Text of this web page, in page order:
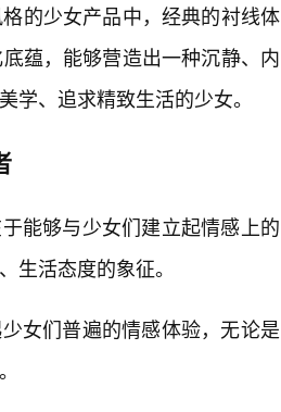
的少女产品中，经典的衬线体
蕴，能够营造出一种沉静、内
学、追求精致生活的少女。
能够与少女们建立起情感上的
生活态度的象征。
女们普遍的情感体验，无论是